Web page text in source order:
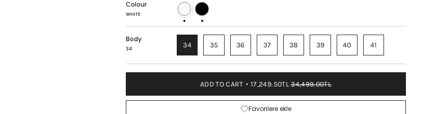
Colour
WHITE
WHITE BLACK
Body
34 34 35 36 37 38 39 40 41
ADD TO CART 17,249.50TL34,499.00TL
Favorilere ekle